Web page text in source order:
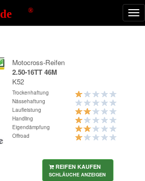
Motocross-Reifen
2.50-16TT 46M
K52
Trockenhaftung
Nässehaftung
Laufleistung
Handling
Eigendämpfung
Offroad
REIFEN KAUFEN
SCHLÄUCHE ANZEIGEN